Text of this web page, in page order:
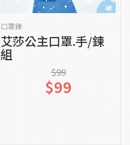
口罩鍊
艾莎公主口罩.手/鍊
組
$99
$99